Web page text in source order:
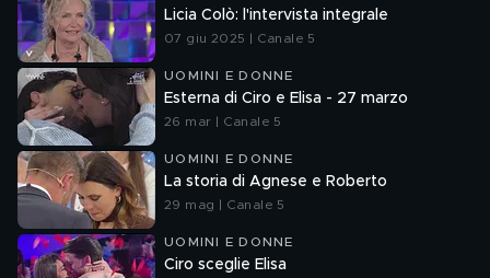
Licia Colò: l'intervista integrale
07 giu 2025 | Canale 5
UOMINI E DONNE
Esterna di Ciro e Elisa - 27 marzo
26 mar | Canale 5
UOMINI E DONNE
La storia di Agnese e Roberto
29 mag | Canale 5
UOMINI E DONNE
Ciro sceglie Elisa